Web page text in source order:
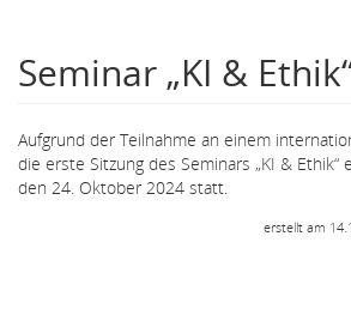
Seminar „KI &
Aufgrund der Teilnahme an einem
die erste Sitzung des Seminars „KI & Ethik“
den 24. Oktober 2024 statt.
erstellt am